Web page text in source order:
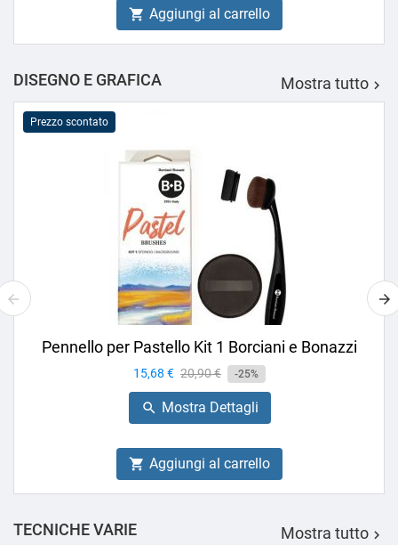
 Aggiungi al carrello
DISEGNO E GRAFICA Mostra tutto 
Prezzo scontato
Pennello per Pastello Kit 1 Borciani e Bonazzi
Prezzo
15,68 € Prezzo
base
20,90 € -25%
 Mostra Dettagli
 Aggiungi al carrello
TECNICHE VARIE Mostra tutto 